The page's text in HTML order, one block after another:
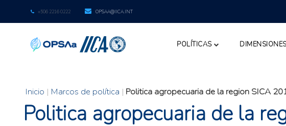
+506 2216 0222 OPSAA@IICA.INT
POLÍTICAS
Inicio | Marcos de política | Politica agropecuaria de la region SICA
Politica agropecuaria de la